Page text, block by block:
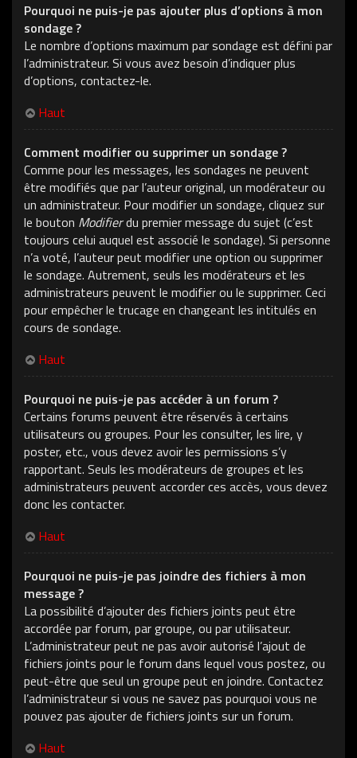
Pourquoi ne puis-je pas ajouter plus d’options à mon
sondage ?
Le nombre d’options maximum par sondage est défini par
l’administrateur. Si vous avez besoin d’indiquer plus
d’options, contactez-le.
Haut
Comment modifier ou supprimer un sondage ?
Comme pour les messages, les sondages ne peuvent
être modifiés que par l’auteur original, un modérateur ou
un administrateur. Pour modifier un sondage, cliquez sur
le bouton Modifierdu premier message du sujet (c’est
toujours celui auquel est associé le sondage). Si personne
n’a voté, l’auteur peut modifier une option ou supprimer
le sondage. Autrement, seuls les modérateurs et les
administrateurs peuvent le modifier ou le supprimer. Ceci
pour empêcher le trucage en changeant les intitulés en
cours de sondage.
Haut
Pourquoi ne puis-je pas accéder à un forum ?
Certains forums peuvent être réservés à certains
utilisateurs ou groupes. Pour les consulter, les lire, y
poster, etc., vous devez avoir les permissions s’y
rapportant. Seuls les modérateurs de groupes et les
administrateurs peuvent accorder ces accès, vous devez
donc les contacter.
Haut
Pourquoi ne puis-je pas joindre des fichiers à mon
message ?
La possibilité d’ajouter des fichiers joints peut être
accordée par forum, par groupe, ou par utilisateur.
L’administrateur peut ne pas avoir autorisé l’ajout de
fichiers joints pour le forum dans lequel vous postez, ou
peut-être que seul un groupe peut en joindre. Contactez
l’administrateur si vous ne savez pas pourquoi vous ne
pouvez pas ajouter de fichiers joints sur un forum.
Haut